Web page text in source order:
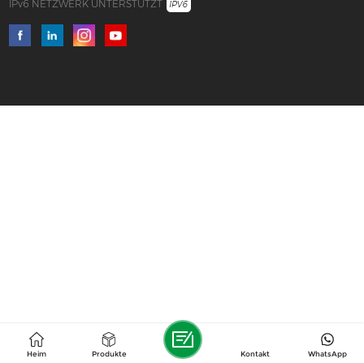
IPv6 NETZWERK UNTERSTÜTZT
Heim Produkte WhatsApp
Kontakt